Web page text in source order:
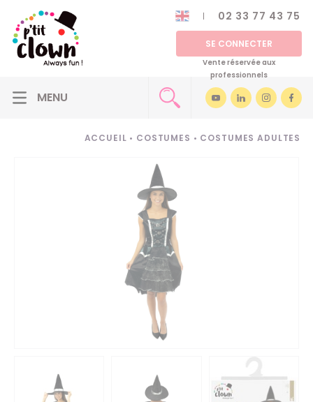
02 33 77 43 75
SE CONNECTER
Vente réservée aux
professionnels
ACCUEIL • COSTUMES • COSTUMES ADULTES